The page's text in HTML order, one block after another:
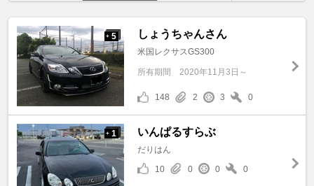
+ 5 しょうちゃんさん
米国レクサスGS300
所有期間 2020年11月3日～
148 2 3 0
+ 1 いんぱるすらぶ
だりはん
10
0 0 0